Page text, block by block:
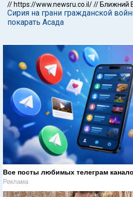
// https://www.newsru.co.il/// Ближний
Сирия на грани гражданской
покарать Асада
Все посты любимых телеграм
Реклама